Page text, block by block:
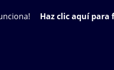
Haz clic aquí